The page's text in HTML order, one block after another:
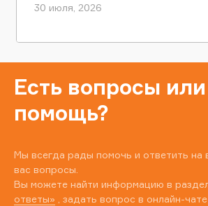
30 июля, 2026
Есть вопросы
помощь?
Мы всегда рады помочь и ответить на
вас вопросы.
Вы можете найти информацию в
ответы» , задать вопрос в онлайн-